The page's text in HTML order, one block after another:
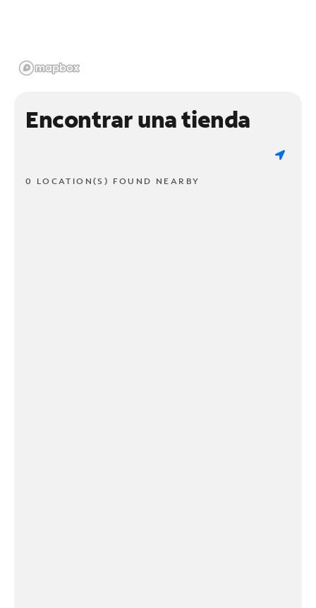
Encontrar una tienda
0 LOCATION(S) FOUND NEARBY